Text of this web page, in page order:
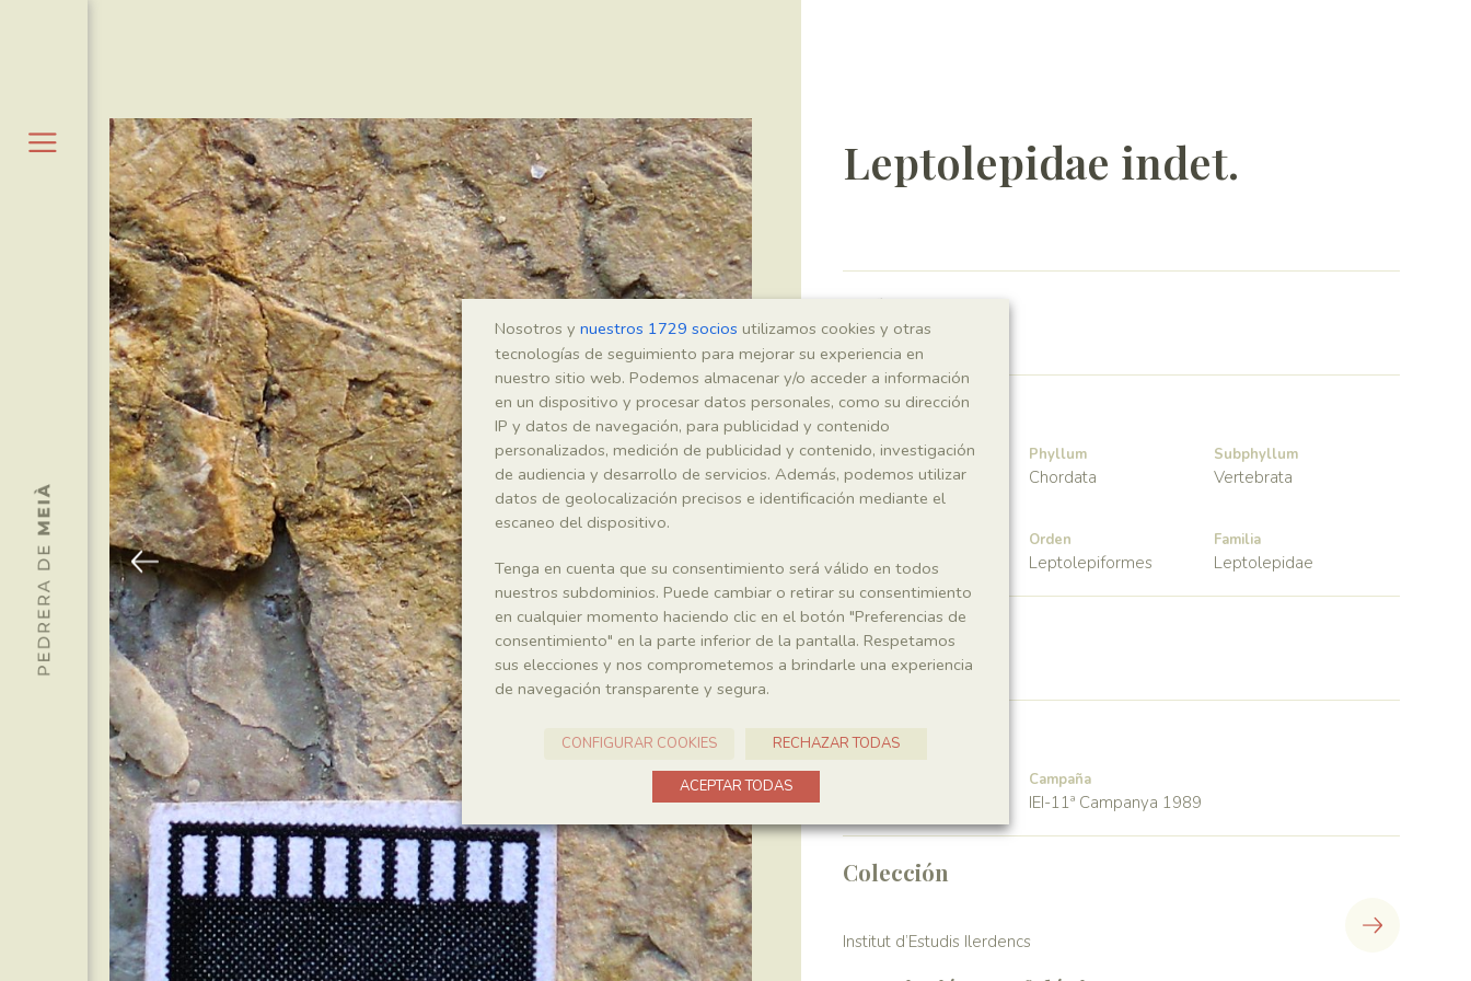
Leptolepidae indet.
Sigla
IEI-2559
Taxonomía
Reino
Animalia
Phyllum
Chordata
Subphyllum
Vertebrata
Actinopterygii
Orden
Leptolepiformes
Familia
Leptolepidae
Localidad
La Cabroa
Recolección
Campaña
IEI-11ª Campanya 1989
Colección
Institut d’Estudis Ilerdencs
Nosotros y nuestros 1729 socios utilizamos cookies y otras
tecnologías de seguimiento para mejorar su experiencia en
nuestro sitio web. Podemos almacenar y/o acceder a información
en un dispositivo y procesar datos personales, como su dirección
IP y datos de navegación, para publicidad y contenido
personalizados, medición de publicidad y contenido, investigación
de audiencia y desarrollo de servicios. Además, podemos utilizar
datos de geolocalización precisos e identificación mediante el
escaneo del dispositivo.
Tenga en cuenta que su consentimiento será válido en todos
nuestros subdominios. Puede cambiar o retirar su consentimiento
en cualquier momento haciendo clic en el botón "Preferencias de
consentimiento" en la parte inferior de la pantalla. Respetamos
sus elecciones y nos comprometemos a brindarle una experiencia
de navegación transparente y segura.
CONFIGURAR COOKIES RECHAZAR TODAS
ACEPTAR TODAS